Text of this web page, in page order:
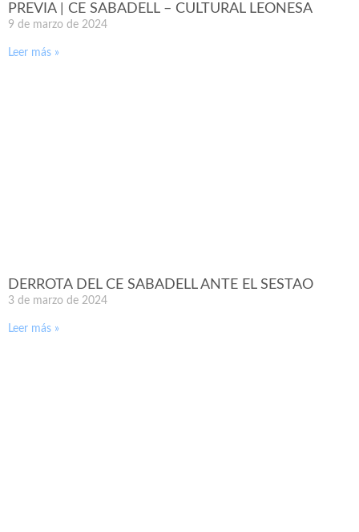
PREVIA | CE SABADELL – CULTURAL LEONESA
9 de marzo de 2024
Leer más »
DERROTA DEL CE SABADELL ANTE EL SESTAO
3 de marzo de 2024
Leer más »